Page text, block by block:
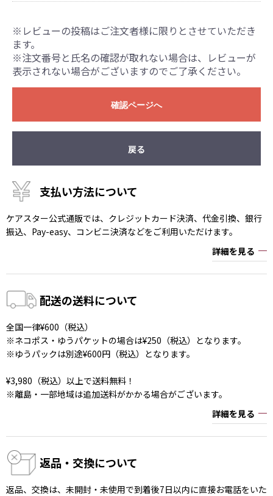
※レビューの投稿はご注文者様に限りとさせていただき
ます。
※注文番号と氏名の確認が取れない場合は、レビューが
表示されない場合がございますのでご了承ください。
確認ページへ
戻る
支払い方法について
ケアスター公式通販では、クレジットカード決済、代金引換、銀行
振込、Pay-easy、コンビニ決済などをご利用いただけます。
詳細を見る
配送の送料について
全国一律¥600（税込）
※ネコポス・ゆうパケットの場合は¥250（税込）となります。
※ゆうパックは別途¥600円（税込）となります。
¥3,980（税込）以上で送料無料！
※離島・一部地域は追加送料がかかる場合がございます。
詳細を見る
返品・交換について
返品、交換は、未開封・未使用で到着後7日以内に直接お電話をいた